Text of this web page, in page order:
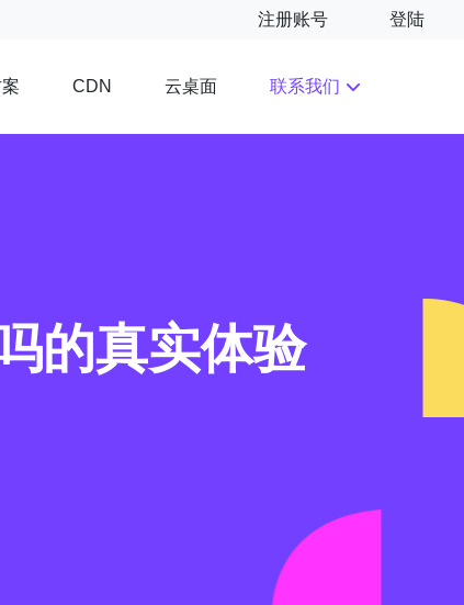
注册账号 登陆
CDN 云桌面 联系我们
的真实体验